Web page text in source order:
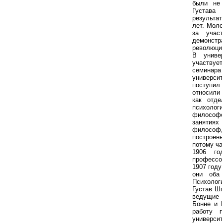
были не
лет.
за
В
как
философ,
потому
1906
1907
они оба
Густав
ведущие
Бонне и
работу